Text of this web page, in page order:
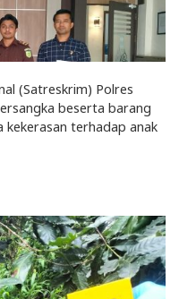
(Satreskrim) Polres
beserta barang
terhadap anak